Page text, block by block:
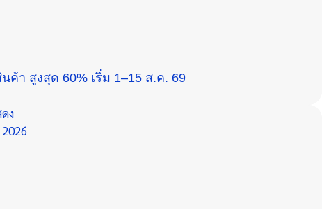
ค้า สูงสุด 60% เริ่ม 1–15 ส.ค. 69